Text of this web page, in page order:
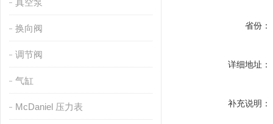
真空泵
换向阀
调节阀
气缸
McDaniel 压力表
省份：
详细地址：
补充说明：